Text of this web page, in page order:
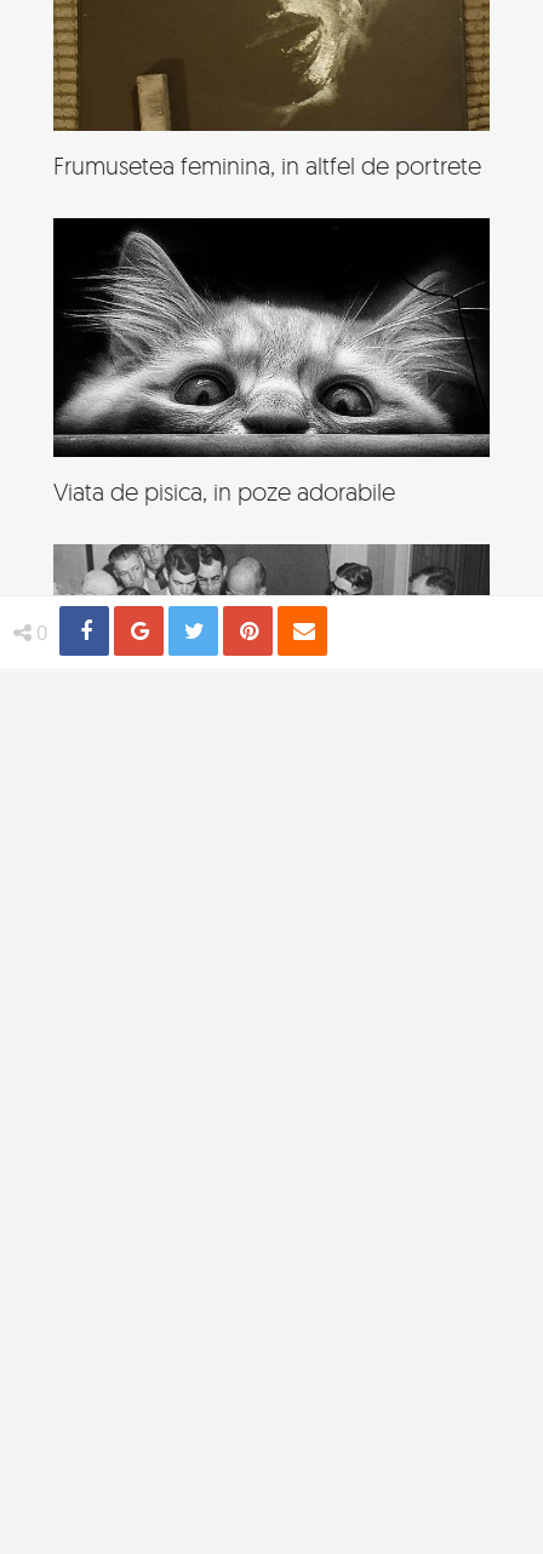
0 Share Distribuie
Tweet Pin
Frumusetea feminina, in altfel de portrete
Viata de pisica, in poze adorabile